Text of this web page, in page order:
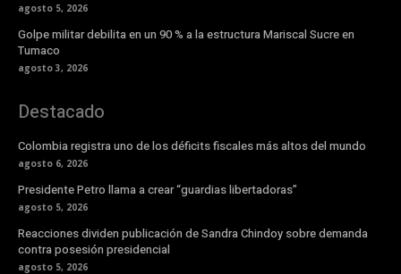
agosto 5, 2026
Golpe militar debilita en un 90 % a la estructura Mariscal Sucre en
Tumaco
agosto 3, 2026
Destacado
Colombia registra uno de los déficits fiscales más altos del mundo
agosto 6, 2026
Presidente Petro llama a crear “guardias libertadoras”
agosto 5, 2026
Reacciones dividen publicación de Sandra Chindoy sobre demanda
contra posesión presidencial
agosto 5, 2026